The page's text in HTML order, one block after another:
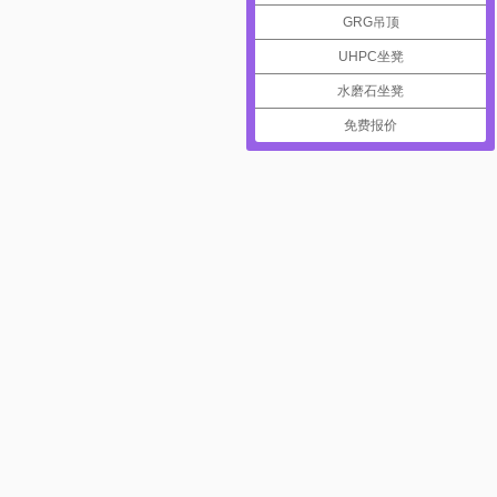
GRG吊顶
UHPC坐凳
水磨石坐凳
免费报价